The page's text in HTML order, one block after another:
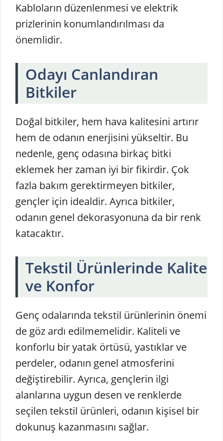
Kabloların düzenlenmesi ve elektrik
prizlerinin konumlandırılması da
önemlidir.
Odayı Canlandıran
Bitkiler
Doğal bitkiler, hem hava kalitesini artırır
hem de odanın enerjisini yükseltir. Bu
nedenle, genç odasına birkaç bitki
eklemek her zaman iyi bir fikirdir. Çok
fazla bakım gerektirmeyen bitkiler,
gençler için idealdir. Ayrıca bitkiler,
odanın genel dekorasyonuna da bir renk
katacaktır.
Tekstil Ürünlerinde Kalite
ve Konfor
Genç odalarında tekstil ürünlerinin önemi
de göz ardı edilmemelidir. Kaliteli ve
konforlu bir yatak örtüsü, yastıklar ve
perdeler, odanın genel atmosferini
değiştirebilir. Ayrıca, gençlerin ilgi
alanlarına uygun desen ve renklerde
seçilen tekstil ürünleri, odanın kişisel bir
dokunuş kazanmasını sağlar.